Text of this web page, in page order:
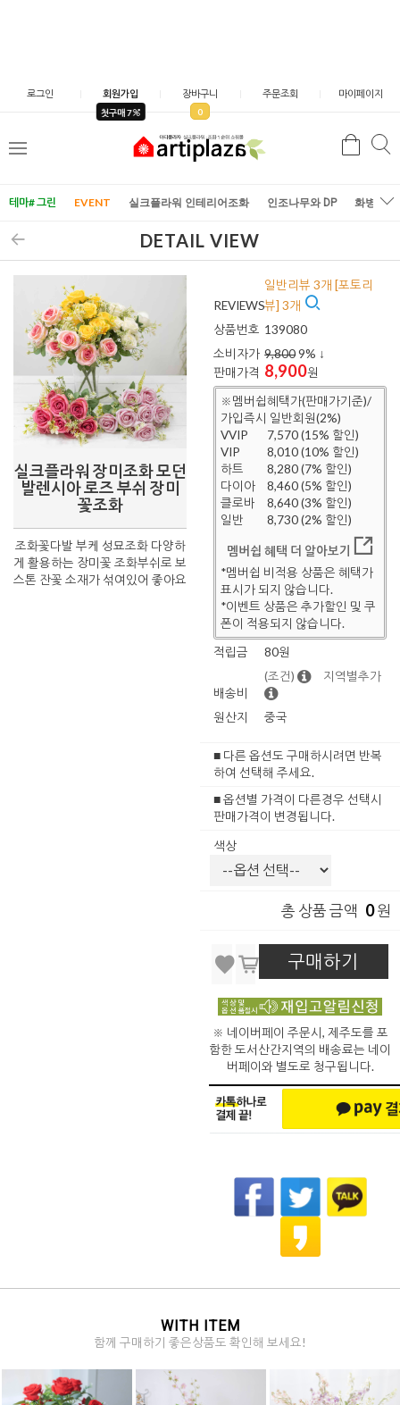
로그인 회원가입
첫구매 7
장바구니
0
주문조회 마이페이지
메
검
테마# 그린 EVENT 실크플라워 인테리어조화 인조나무와 DP 화병/화
DETAIL VIEW
실크플라워 장미조화 모던
발렌시아 로즈 부쉬 장미
꽃조화
조화꽃다발 부케 성묘조화 다양하
게 활용하는 장미꽃 조화부쉬로 보
스톤 잔꽃 소재가 섞여있어 좋아요
REVIEWS
일반리뷰 3개 [포토리
뷰] 3개
상품번호 139080
소비자가 9,8009% ↓
판매가격 8,900원
※멤버쉽혜택가(판매가기준)/
가입즉시 일반회원(2%)
VVIP
7,570 (15% 할인)
VIP
8,010 (10% 할인)
하트
8,280 (7% 할인)
다이아
8,460 (5% 할인)
클로바
8,640 (3% 할인)
일반
8,730 (2% 할인)
멤버쉽 혜택 더 알아보기
*멤버쉽 비적용 상품은 혜택가
표시가 되지 않습니다.
*이벤트 상품은 추가할인 및 쿠
폰이 적용되지 않습니다.
적립금
80원
배송비
(조건) 지역별추가
원산지 중국
■ 다른 옵션도 구매하시려면 반복
하여 선택해 주세요.
■ 옵션별 가격이 다른경우 선택시
판매가격이 변경됩니다.
색상
총 상품 금액 0원
구매하기
※ 네이버페이 주문시, 제주도를 포
함한 도서산간지역의 배송료는 네이
버페이와 별도로 청구됩니다.
WITH ITEM
함께 구매하기 좋은상품도 확인해 보세요!